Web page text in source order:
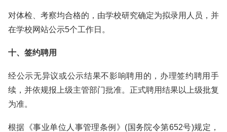
对体检、考察均合格的，由学校研究确定为拟录用人员，并
在学校网站公示5个工作日。
十、签约聘用
经公示无异议或公示结果不影响聘用的，办理签约聘用手
续，并依规报上级主管部门批准。正式聘用结果以上级批复
为准。
根据《事业单位人事管理条例》(国务院令第652号)规定，